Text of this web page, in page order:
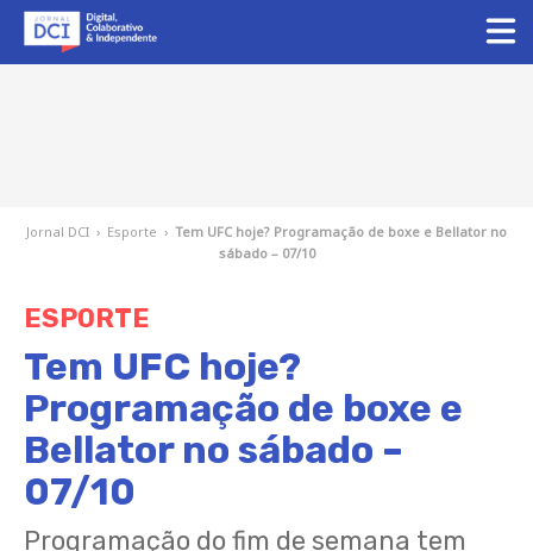
Jornal DCI › Esporte › Tem UFC hoje? Programação de boxe e Bellator no
sábado – 07/10
ESPORTE
Tem UFC hoje?
Programação de boxe e
Bellator no sábado –
07/10
Programação do fim de semana tem